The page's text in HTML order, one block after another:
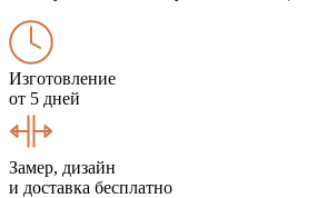
Изготовление
от 5 дней
Замер, дизайн
и доставка бесплатно